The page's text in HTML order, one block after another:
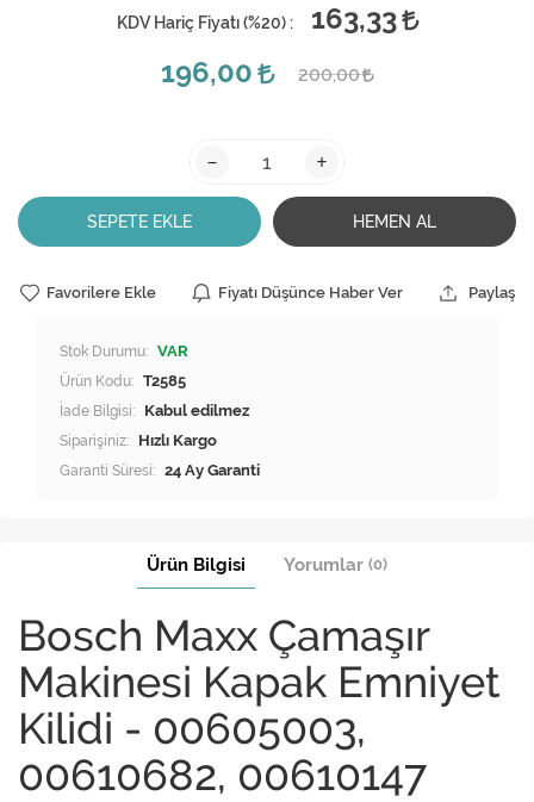
KDV Hariç Fiyatı (%20) :
163,33
196,00
200,00
- +
SEPETE EKLE HEMEN AL
Favorilere Ekle Fiyatı Düşünce Haber Ver Paylaş
Stok Durumu: VAR
Ürün Kodu: T2585
İade Bilgisi:
Siparişiniz: Hızlı Kargo
Garanti Süresi: 24 Ay Garanti
Ürün Bilgisi Yorumlar (0)
Bosch Maxx Çamaşır
Makinesi Kapak Emniyet
Kilidi - 00605003,
00610682, 00610147